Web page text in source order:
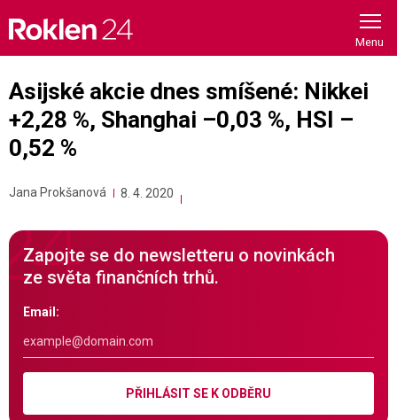
content
Asijské akcie dnes smíšené: Nikkei
+2,28 %, Shanghai –0,03 %, HSI –
0,52 %
Jana Prokšanová 8. 4. 2020
Zapojte se do newsletteru o novinkách
ze světa finančních trhů.
Email:
PŘIHLÁSIT SE K ODBĚRU